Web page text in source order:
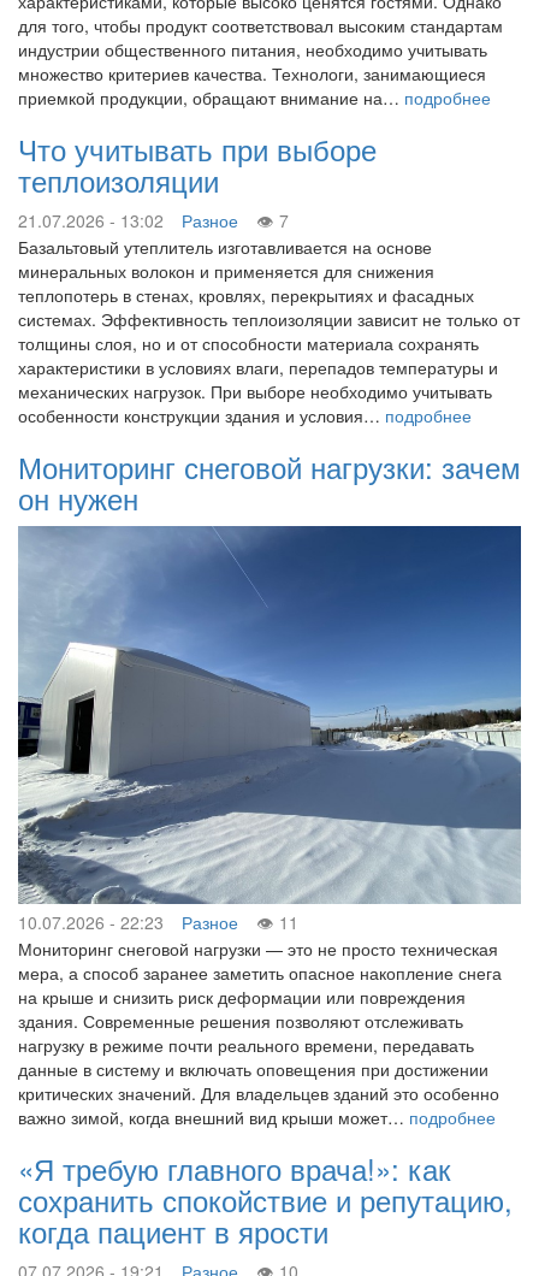
для того, чтобы продукт соответствовал высоким стандартам
индустрии общественного питания, необходимо учитывать
множество критериев качества. Технологи, занимающиеся
приемкой продукции, обращают внимание на… подробнее
Что учитывать при выборе
теплоизоляции
21.07.2026 - 13:02 Разное
7
Базальтовый утеплитель изготавливается на основе
минеральных волокон и применяется для снижения
теплопотерь в стенах, кровлях, перекрытиях и фасадных
системах. Эффективность теплоизоляции зависит не только от
толщины слоя, но и от способности материала сохранять
характеристики в условиях влаги, перепадов температуры и
механических нагрузок. При выборе необходимо учитывать
особенности конструкции здания и условия… подробнее
Мониторинг снеговой нагрузки: зачем
он нужен
10.07.2026 - 22:23 Разное
11
Мониторинг снеговой нагрузки — это не просто техническая
мера, а способ заранее заметить опасное накопление снега
на крыше и снизить риск деформации или повреждения
здания. Современные решения позволяют отслеживать
нагрузку в режиме почти реального времени, передавать
данные в систему и включать оповещения при достижении
критических значений. Для владельцев зданий это особенно
важно зимой, когда внешний вид крыши может… подробнее
«Я требую главного врача!»: как
сохранить спокойствие и репутацию,
когда пациент в ярости
07.07.2026 - 19:21 Разное 10